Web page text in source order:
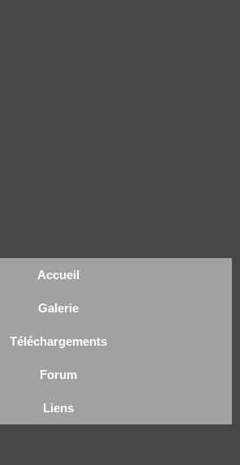
Accueil
Galerie
Téléchargements
Forum
Liens